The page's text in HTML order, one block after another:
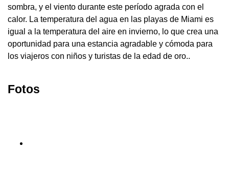
sombra, y el viento durante este período agrada con el
calor. La temperatura del agua en las playas de Miami es
igual a la temperatura del aire en invierno, lo que crea una
oportunidad para una estancia agradable y cómoda para
los viajeros con niños y turistas de la edad de oro..
Fotos